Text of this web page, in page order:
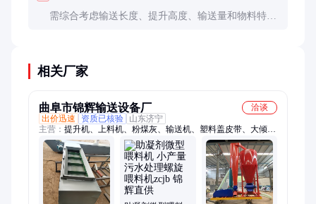
需综合考虑输送长度、提升高度、输送量和物料特
相关厂家
曲阜市锦辉输送设备厂
洽谈
出价迅速
资质已核验
山东济宁
主营： 提升机、上料机、粉煤灰、输送机、塑料盖皮带、大倾角
皮带、吸粮机、喂料机、垂直上、软管干沙、罐底清灰、水泥干
粉、脉冲除尘、铣胺螺旋、散粮软管、负压气力、食品添加剂、
气力吸灰机、驱饲料颗粒、剂粉料颗粒、螺旋加料机、进罐车气
力、调速石墨粉、螺旋送料机、粮装车软管